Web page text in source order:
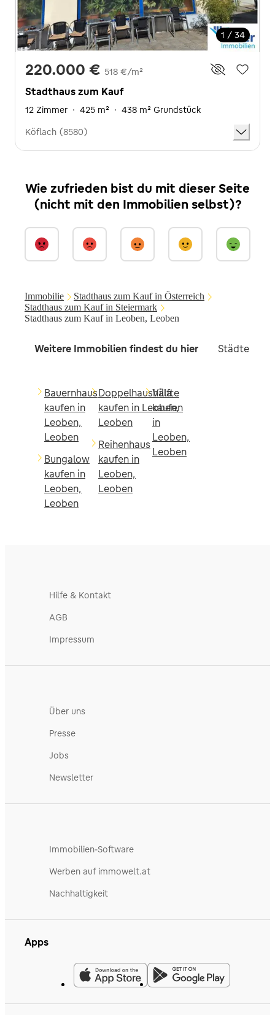
1 / 34
220.000 € 518 €/m²
Stadthaus zum Kauf
12 Zimmer · 425 m² · 438 m² Grundstück
Köflach (8580)
Wie zufrieden bist du mit dieser Seite
(nicht mit den Immobilien selbst)?
Immobilie
Stadthaus zum Kauf in Österreich
Stadthaus zum Kauf in Steiermark
Stadthaus zum Kauf in Leoben, Leoben
Weitere Immobilien findest du hier Städte in
Bauernhaus
kaufen in
Leoben,
Leoben
Bungalow
kaufen in
Leoben,
Leoben
Doppelhaushälfte
kaufen in Leoben,
Leoben
Reihenhaus
kaufen in
Leoben,
Leoben
Villa
kaufen
in
Leoben,
Leoben
Hilfe & Kontakt
AGB
Impressum
Über uns
Presse
Jobs
Newsletter
Immobilien-Software
Werben auf immowelt.at
Nachhaltigkeit
Apps